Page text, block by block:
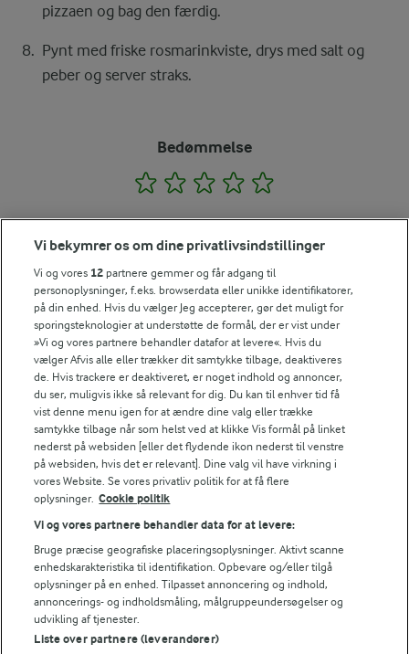
pizzaen og bag den færdig.
Pynt med friske rosmarinkviste, drys med salt og
peber og server straks.
Bedømmelse
1 2 3 4
Tips til opskriften
Vi ved, at det tit er de små ting, der gør forskellen i
køkkenet. Derfor deler vi de tips, vi selv bruger, når vi
laver mad og udvikler opskrifter.
TIP
Du kan dryppe akaciehonning på pizzaen, så bliver den lidt
NÆRINGSINDHOLD, PR 100 G
Energiindhold:
762 kJ / 182 kcal
Energifordeling
ENERGI PR 100 G
10 LÆKRE PIZZA OPSKRIFTER
Få endnu mere inspiration til
din hjemmelavede pizza 🍕
Vi bekymrer os om dine privatlivsindstillinger
Vi og vores 12 partnere gemmer og får adgang til
personoplysninger, f.eks. browserdata eller unikke identifikatorer,
på din enhed. Hvis du vælger Jeg accepterer, gør det muligt for
sporingsteknologier at understøtte de formål, der er vist under
»Vi og vores partnere behandler datafor at levere«. Hvis du
vælger Afvis alle eller trækker dit samtykke tilbage, deaktiveres
de. Hvis trackere er deaktiveret, er noget indhold og annoncer,
du ser, muligvis ikke så relevant for dig. Du kan til enhver tid få
vist denne menu igen for at ændre dine valg eller trække
samtykke tilbage når som helst ved at klikke Vis formål på linket
nederst på websiden [eller det flydende ikon nederst til venstre
på websiden, hvis det er relevant]. Dine valg vil have virkning i
vores Website. Se vores privatliv politik for at få flere
oplysninger. Cookie politik
Vi og vores partnere behandler data for at levere:
Bruge præcise geografiske placeringsoplysninger. Aktivt scanne
enhedskarakteristika til identifikation. Opbevare og/eller tilgå
oplysninger på en enhed. Tilpasset annoncering og indhold,
annoncerings- og indholdsmåling, målgruppeundersøgelser og
udvikling af tjenester.
Liste over partnere (leverandører)